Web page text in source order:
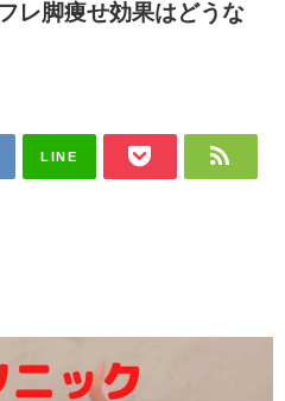
レ脚痩せ効果はどうな
LINE